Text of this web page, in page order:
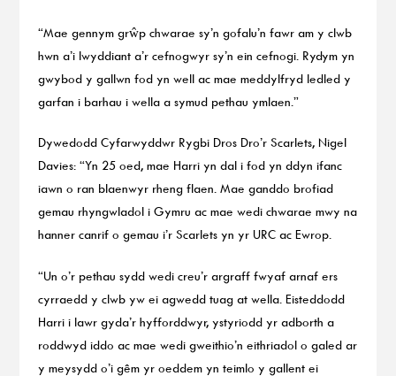
“Mae gennym grŵp chwarae sy’n gofalu’n fawr am y clwb
hwn a’i lwyddiant a’r cefnogwyr sy’n ein cefnogi. Rydym yn
gwybod y gallwn fod yn well ac mae meddylfryd ledled y
garfan i barhau i wella a symud pethau ymlaen.”
Dywedodd Cyfarwyddwr Rygbi Dros Dro’r Scarlets, Nigel
Davies: “Yn 25 oed, mae Harri yn dal i fod yn ddyn ifanc
iawn o ran blaenwyr rheng flaen. Mae ganddo brofiad
gemau rhyngwladol i Gymru ac mae wedi chwarae mwy na
hanner canrif o gemau i’r Scarlets yn yr URC ac Ewrop.
“Un o’r pethau sydd wedi creu’r argraff fwyaf arnaf ers
cyrraedd y clwb yw ei agwedd tuag at wella. Eisteddodd
Harri i lawr gyda’r hyfforddwyr, ystyriodd yr adborth a
roddwyd iddo ac mae wedi gweithio’n eithriadol o galed ar
y meysydd o’i gêm yr oeddem yn teimlo y gallent ei